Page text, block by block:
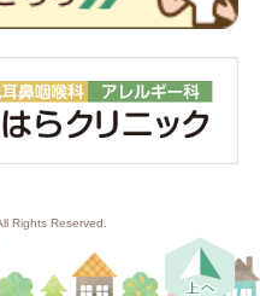
Rights Reserved.